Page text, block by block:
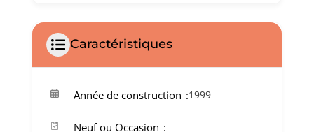
Caractéristiques
Année de construction 1999
Neuf ou Occasion